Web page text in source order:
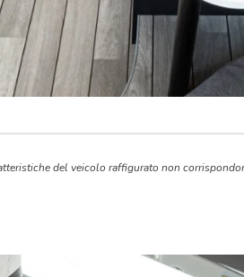
del veicolo raffigurato non